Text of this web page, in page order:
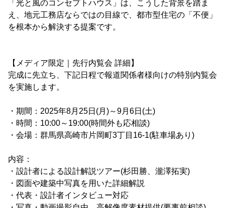
「光と風のコンセプトハウス」は、こうした背景を踏ま
え、地元工務店ならではの目線で、都市型住宅の「不便」
を根本から解決する提案です。
【メディア限定｜先行内覧会 詳細】
完成に先立ち、下記日程で報道関係者様向けの特別内覧会
を実施します。
・期間：2025年8月25日(月)～9月6日(土)
・時間：10:00～19:00(時間外も応相談)
・会場：群馬県高崎市片岡町3丁目16-1(駐車場あり)
内容：
・設計者による設計解説ツアー(杉田勝、瀧澤拓実)
・図面や建築中写真を用いた詳細解説
・代表・設計者インタビュー対応